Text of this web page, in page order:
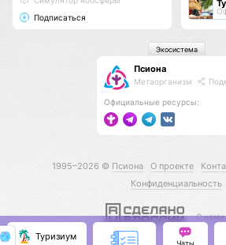
Подписаться
Псиона
Метаорганизм
Официальные ресурсы:
Экосистема
1995–2026 © Псиона О проекте
Конфиденциальность
С
Туризиум
Чаты